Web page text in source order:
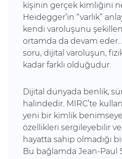
kişinin gerçek kimliğini
Heidegger’in “varlık”
kendi varoluşunu
ortamda da devam eder.
soru, dijital varoluşun,
kadar farklı olduğudur.
Dijital dünyada benlik,
halindedir. MIRC’te
yeni bir kimlik
özellikleri sergileyebilir
hayatta sahip olmadığı
Bu bağlamda Jean-Paul